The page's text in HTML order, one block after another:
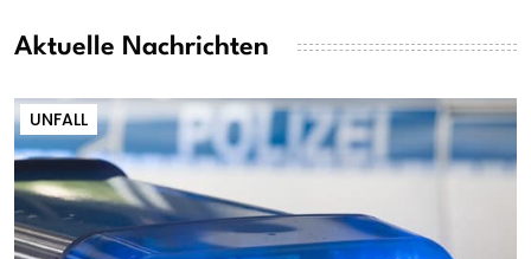
Aktuelle Nachrichten
UNFALL